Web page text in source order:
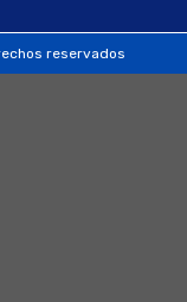
reservados